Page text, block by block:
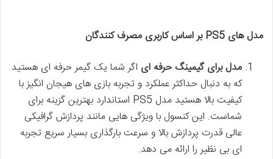
مدل های
مدل برای گیمینگ حرفه ای اگر شما یک گیمر حرفه ای هستید
که به دنبال حداکثر عملکرد و تجربه بازی های هیجان انگیز با
کیفیت بالا هستید مدل PS5 استاندارد بهترین گزینه برای
شماست. این کنسول با ویژگی هایی مانند پردازش گرافیکی
عالی قدرت پردازش بالا و سرعت بارگذاری بسیار سریع تجربه
ای بی نظیر را ارائه می دهد.